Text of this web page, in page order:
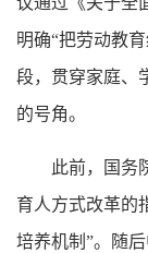
明确“把劳动教
段，贯穿家庭、
的号角。
此前，国务
育人方式改革的
培养机制”。随